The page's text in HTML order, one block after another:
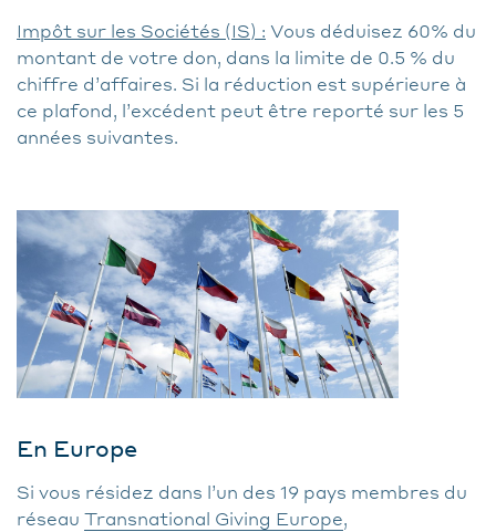
Impôt sur les Sociétés (IS) : Vous déduisez 60% du
montant de votre don, dans la limite de 0.5 % du
chiffre d’affaires. Si la réduction est supérieure à
ce plafond, l’excédent peut être reporté sur les 5
années suivantes.
En Europe
Si vous résidez dans l’un des 19 pays membres du
réseau Transnational Giving Europe,